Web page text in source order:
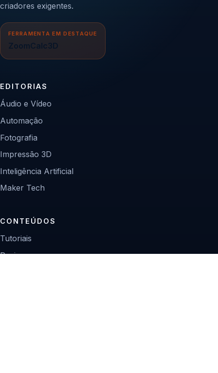
criadores exigentes.
FERRAMENTA EM DESTAQUE
ZoomCalc3D
EDITORIAS
Áudio e Vídeo
Automação
Fotografia
Impressão 3D
Inteligência Artificial
Maker Tech
CONTEÚDOS
Tutoriais
Reviews